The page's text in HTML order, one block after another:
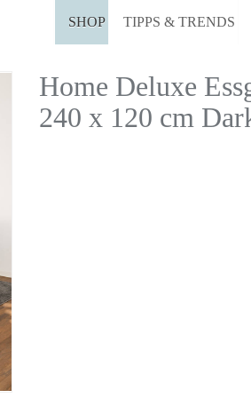
SHOP TIPPS & TRENDS
Home Deluxe
240 x 120 cm